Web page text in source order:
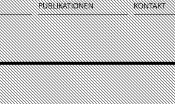
PUBLIKATIONEN KONTAKT